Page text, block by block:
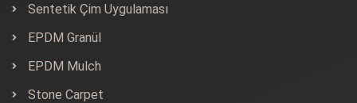
Sentetik Çim Uygulaması
EPDM Granül
EPDM Mulch
Stone Carpet